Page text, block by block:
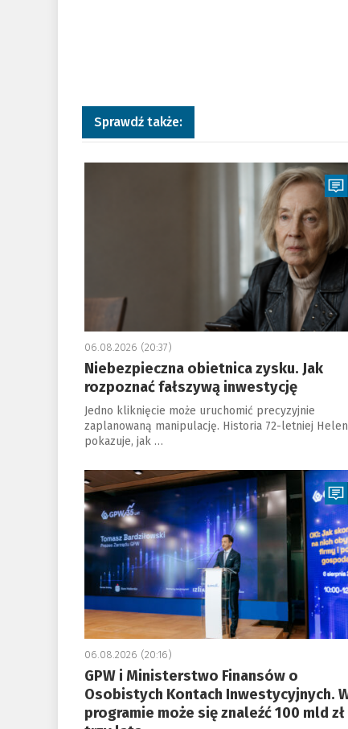
Sprawdź także:
a
06.08.2026 (20:37)
Niebezpieczna obietnica zysku. Jak
rozpoznać fałszywą inwestycję
Jedno kliknięcie może uruchomić precyzyjnie
zaplanowaną manipulację. Historia 72-letniej
pokazuje, jak …
a
06.08.2026 (20:16)
GPW i Ministerstwo Finansów o
Osobistych Kontach Inwestycyjnych.
programie może się znaleźć 100 mld zł